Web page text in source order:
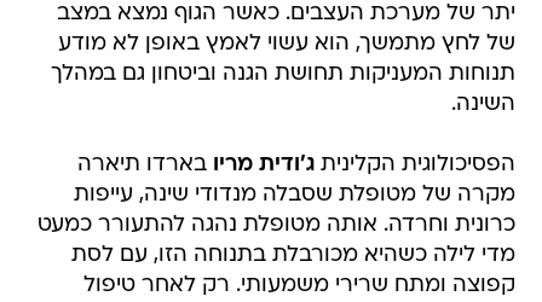
יתר של מערכת העצבים. כאשר הגוף נמצא במצב
של לחץ מתמשך, הוא עשוי לאמץ באופן לא מודע
תנוחות המעניקות תחושת הגנה וביטחון גם במהלך
השינה.
הפסיכולוגית הקליניתג'ודית מריו בארדו תיארה
מקרה של מטופלת שסבלה מנדודי שינה, עייפות
כרונית וחרדה. אותה מטופלת נהגה להתעורר כמעט
מדי לילה כשהיא מכורבלת בתנוחה הזו, עם לסת
קפוצה ומתח שרירי משמעותי. רק לאחר טיפול